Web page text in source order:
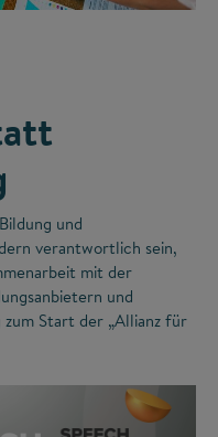
und
verantwortlich sein,
mit der
und
Start der „Allianz für